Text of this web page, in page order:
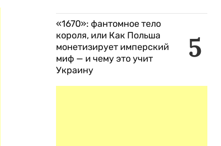
5
«1670»: фантомное тело
короля, или Как Польша
монетизирует имперский
миф — и чему это учит
Украину